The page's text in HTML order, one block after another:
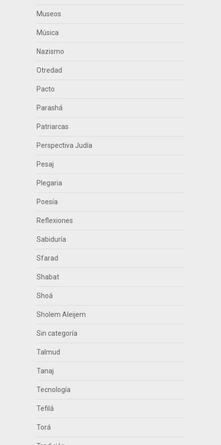
Museos
Música
Nazismo
Otredad
Pacto
Parashá
Patriarcas
Perspectiva Judía
Pesaj
Plegaria
Poesía
Reflexiones
Sabiduría
Sfarad
Shabat
Shoá
Sholem Aleijem
Sin categoría
Talmud
Tanaj
Tecnología
Tefilá
Torá